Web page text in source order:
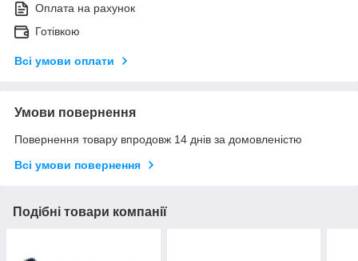
Оплата на рахунок
Готівкою
Всі умови оплати
Умови повернення
Повернення товару впродовж 14 днів за домовленістю
Всі умови повернення
Подібні товари компанії